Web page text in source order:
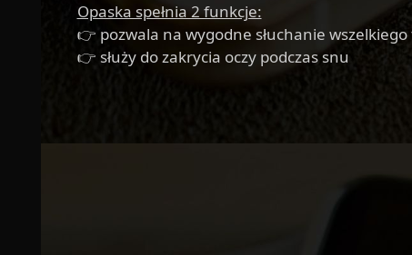
Opaska spełnia 2 funkcje:
👉 pozwala na wygodne słuchanie
👉 służy do zakrycia oczy podczas snu